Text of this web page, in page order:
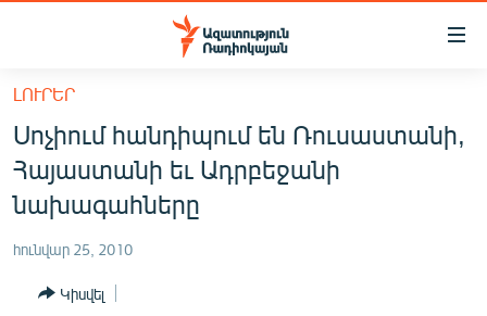
Մատչելիության
հիմնական
բովանդակությանը
Անցնել
հիմնական
մենյուին
ՀԱՅԱՍՏԱՆ
ՔԱՂԱՔԱԿԱՆ
ՀԱՍԱՐԱԿՈՒԹՅՈՒՆ
ԼՈՒՐԵՐ
Սոչիում հանդիպում են Ռուսաստանի,
Հայաստանի եւ Ադրբեջանի
նախագահները
հունվար 25, 2010
Կիսվել